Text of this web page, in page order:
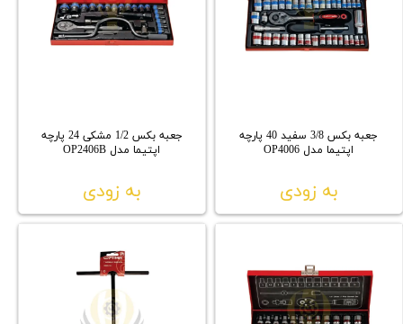
جعبه بکس 3/8 سفید 40 پارچه
اپتیما مدل OP4006
به زودی
جعبه بکس 1/2 مشکی 24 پارچه
اپتیما مدل OP2406B
به زودی